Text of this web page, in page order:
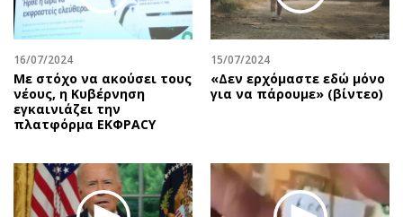
16/07/2024
Με στόχο να ακούσει τους
νέους, η Κυβέρνηση
εγκαινιάζει την
πλατφόρμα ΕΚΦΡΑCY
15/07/2024
«Δεν ερχόμαστε εδώ μόνο
για να πάρουμε» (βίντεο)